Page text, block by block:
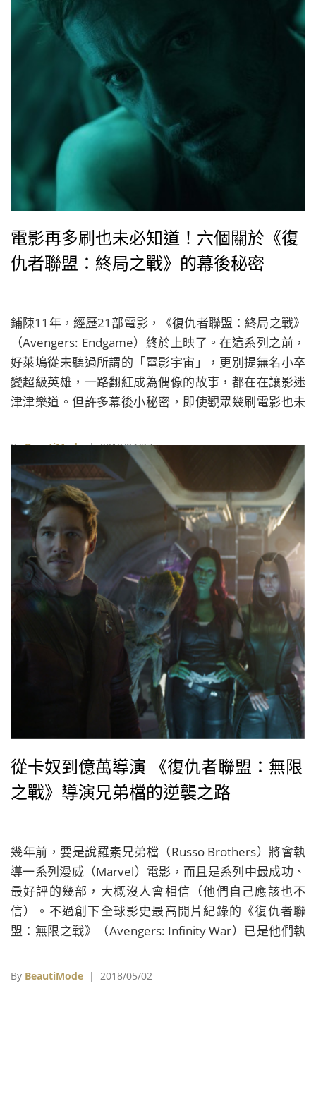
威算盤打得精！
電影再多刷也未必知道！六個關於《復
仇者聯盟：終局之戰》的幕後秘密
鋪陳11年，經歷21部電影，《復仇者聯盟：終局之戰》
（Avengers: Endgame）終於上映了。在這系列之前，
好萊塢從未聽過所謂的「電影宇宙」，更別提無名小卒
變超級英雄，一路翻紅成為偶像的故事，都在在讓影迷
津津樂道。但許多幕後小秘密，即使觀眾幾刷電影也未
會先預告，請先放心滑下去....）
ByBeautiMode| 2019/04/27
從卡奴到億萬導演 《復仇者聯盟：無限
之戰》導演兄弟檔的逆襲之路
幾年前，要是說羅素兄弟檔（Russo Brothers）將會執
導一系列漫威（Marvel）電影，而且是系列中最成功、
最好評的幾部，大概沒人會相信（他們自己應該也不
信）。不過創下全球影史最高開片紀錄的《復仇者聯
盟：無限之戰》（Avengers: Infinity War）已是他們執
4》。
By BeautiMode | 2018/05/02